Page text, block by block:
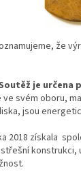
že
je určena
svém oboru,
jsou
2018 získala